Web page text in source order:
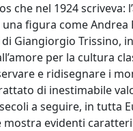
nel 1924 scriveva:
figura come
Giangiorgio Trissino,
per la cultura
e ridisegnare i
di inestimabile
a seguire, in tutta
evidenti